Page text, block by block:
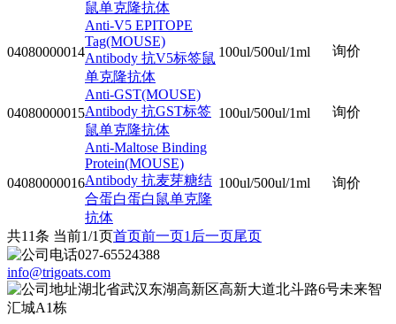
鼠单克隆抗体
04080000014
Anti-V5 EPITOPE
Tag(MOUSE)
Antibody 抗V5标签鼠
单克隆抗体
100ul/500ul/1ml 询价
04080000015
Anti-GST(MOUSE)
Antibody 抗GST标签
鼠单克隆抗体
100ul/500ul/1ml 询价
04080000016
Anti-Maltose Binding
Protein(MOUSE)
Antibody 抗麦芽糖结
合蛋白蛋白鼠单克隆
抗体
100ul/500ul/1ml 询价
共11条 当前1/1页首页前一页1 后一页尾页
027-65524388
info@trigoats.com
湖北省武汉东湖高新区高新大道北斗路6号未来智
汇城A1栋